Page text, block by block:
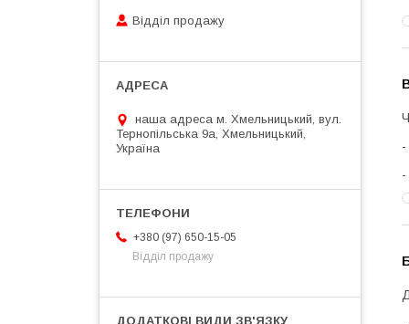
Відділ продажу
наша адреса м. Хмельницький, вул.
Тернопільська 9а, Хмельницький,
Україна
+380 (97) 650-15-05
Відділ продажу